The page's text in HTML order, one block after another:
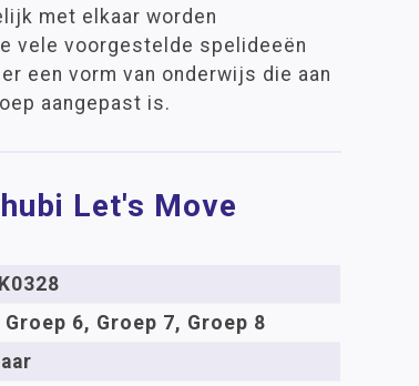
met elkaar worden
vele voorgestelde spelideeën
een vorm van onderwijs die aan
aangepast is.
Let's Move
Groep 6, Groep 7, Groep 8